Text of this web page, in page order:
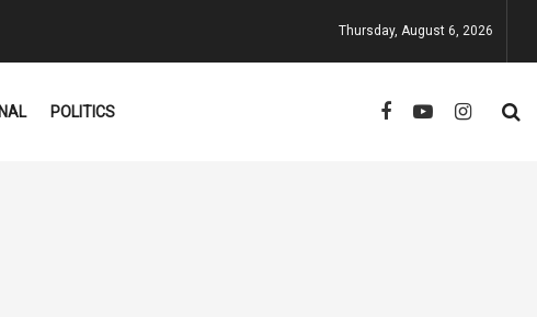
Thursday, August 6, 2026
POLITICS